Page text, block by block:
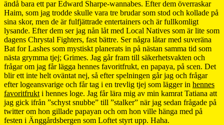
ändå bara ett par Edward Sharpe-wannabes. Efter dem överraskar
Haim, som jag trodde skulle vara tre brudar som stod och kollade på
sina skor, men de är fulfjättrade entertainers och är fullkomligt
lysande. Efter dem ser jag nån låt med Local Natives som är lite som
dagens Chrystal Fighters, fast bättre. Ser några låtar med suveräna
Bat for Lashes som mystiskt planerats in på nästan samma tid som
nästa grymma tjej; Grimes. Jag går fram till säkerhetsvakten och
frågar om jag får lägga hennes favoritfrukt, en papaya, på scen. Det
blir ett inte helt oväntat nej, så efter spelningen går jag och frågar
efter logeansvarige och får tag i en trevlig tjej som lägger in hennes
favoritfrukt i hennes loge. Jag får lära mig av min kamrat Tatiana att
jag gick ifrån ”schyst snubbe” till ”stalker” när jag sedan frågade på
twitter om hon gillade papayan och om hon ville hänga med på
festen i Änggårdsbergen som Loftet styrt upp. Haha.